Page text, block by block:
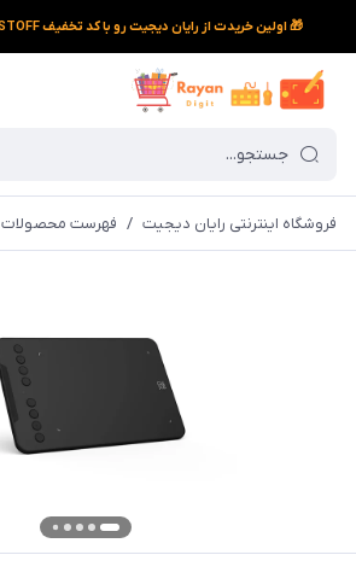
🎁 اولین خریدت از رایان دیجیت رو با کد تخفیف FIRSTOFF ارزون‌تر انجام بده.
فروشگاه اینترنتی رایان دیجیت / فهرست محصولات